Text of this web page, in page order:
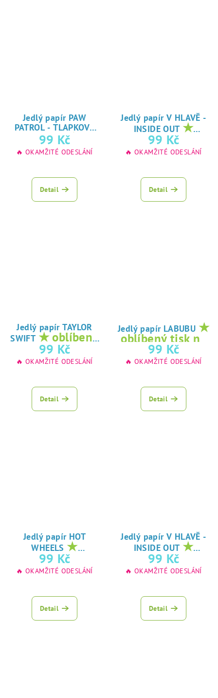
Jedlý papír PAW
PATROL - TLAPKOVÁ
PATROLA★
oblíbený tisk na
jedlý papír
99 Kč
🔥 OKAMŽITÉ ODESLÁNÍ
Detail
Jedlý papír V HLAVĚ -
INSIDE OUT ★
oblíbený tisk na
jedlý papír
99 Kč
🔥 OKAMŽITÉ ODESLÁNÍ
Detail
Jedlý papír TAYLOR
SWIFT ★ oblíbený
tisk na jedlý
papír
99 Kč
🔥 OKAMŽITÉ ODESLÁNÍ
Detail
Jedlý papír LABUBU ★
oblíbený tisk na
jedlý papír
99 Kč
🔥 OKAMŽITÉ ODESLÁNÍ
Detail
Jedlý papír HOT
WHEELS ★
oblíbený tisk na
jedlý papír
99 Kč
🔥 OKAMŽITÉ ODESLÁNÍ
Detail
Jedlý papír V HLAVĚ -
INSIDE OUT ★
oblíbený tisk na
jedlý papír
99 Kč
🔥 OKAMŽITÉ ODESLÁNÍ
Detail